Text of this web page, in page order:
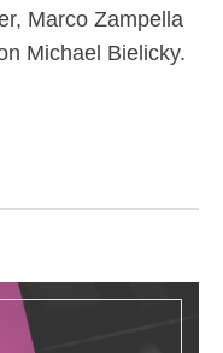
Marco Zampella
Michael Bielicky.